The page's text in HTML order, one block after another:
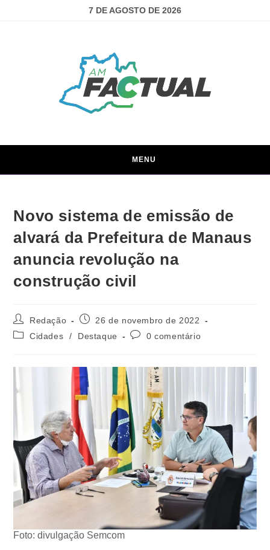
7 DE AGOSTO DE 2026
MENU
Novo sistema de emissão de
alvará da Prefeitura de Manaus
anuncia revolução na
construção civil
Redação
26 de novembro de 2022
Cidades
/ Destaque 0 comentário
Foto: divulgação Semcom